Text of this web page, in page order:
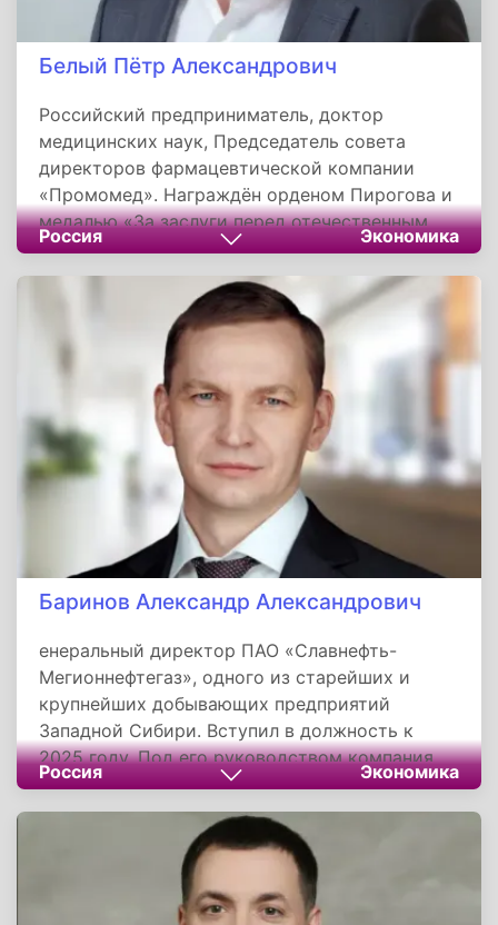
Белый Пётр Александрович
Российский предприниматель, доктор
медицинских наук, Председатель совета
директоров фармацевтической компании
«Промомед». Награждён орденом Пирогова и
медалью «За заслуги перед отечественным
здравоохранением».
Россия Экономика
Баринов Александр Александрович
енеральный директор ПАО «Славнефть-
Мегионнефтегаз», одного из старейших и
крупнейших добывающих предприятий
Западной Сибири. Вступил в должность к
2025 году. Под его руководством компания
сохраняет статус лидера отрасли, ежегодно
добывая около 150 тысяч тонн нефти только
на Луговом месторождении и признаваясь
лучшим работодателем нефтегазового
комплекса Югры. В сентябре 2025 года
принимал губернатора округа на
Россия Экономика